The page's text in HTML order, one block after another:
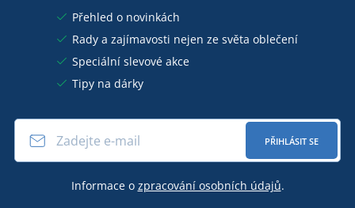
Přehled o novinkách
Rady a zajímavosti nejen ze světa oblečení
Speciální slevové akce
Tipy na dárky
PŘIHLÁSIT SE
Informace o zpracování osobních údajů.